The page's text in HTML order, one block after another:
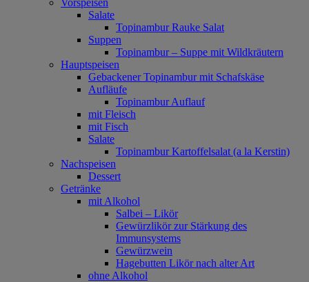
Vorspeisen
Salate
Topinambur Rauke Salat
Suppen
Topinambur – Suppe mit Wildkräutern
Hauptspeisen
Gebackener Topinambur mit Schafskäse
Aufläufe
Topinambur Auflauf
mit Fleisch
mit Fisch
Salate
Topinambur Kartoffelsalat (a la Kerstin)
Nachspeisen
Dessert
Getränke
mit Alkohol
Salbei – Likör
Gewürzlikör zur Stärkung des
Immunsystems
Gewürzwein
Hagebutten Likör nach alter Art
ohne Alkohol